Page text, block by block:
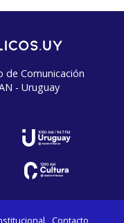
de Comunicación
- Uruguay
Contacto